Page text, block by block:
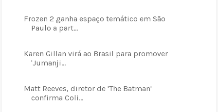
Frozen 2 ganha espaço temático em São
Paulo a part...
Karen Gillan virá ao Brasil para promover
'Jumanji...
Matt Reeves, diretor de 'The Batman'
confirma Coli...